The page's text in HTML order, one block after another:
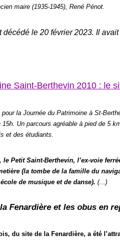
maire (1935-1945), René Pénot.
le 20 février 2023. Il avait
Saint-Berthevin 2010 : le
la Journée du Patrimoine à St-
Un parcours agréable à pied de 5
et des étudiants.
Petit Saint-Berthevin, l’ex-voie
(la tombe de la famille du
de musique et de danse). (... )
Fenardière et les obus en
du site de la Fenardière, a été